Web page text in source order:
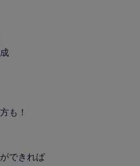
も！
できれば